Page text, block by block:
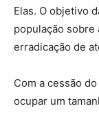
Elas. O objetivo
população sobre
erradicação de
Com a cessão
ocupar um